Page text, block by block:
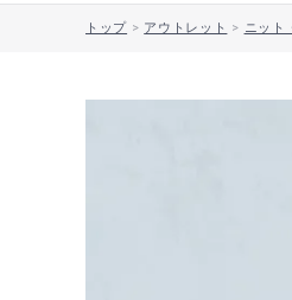
トップ > アウトレット > ニット